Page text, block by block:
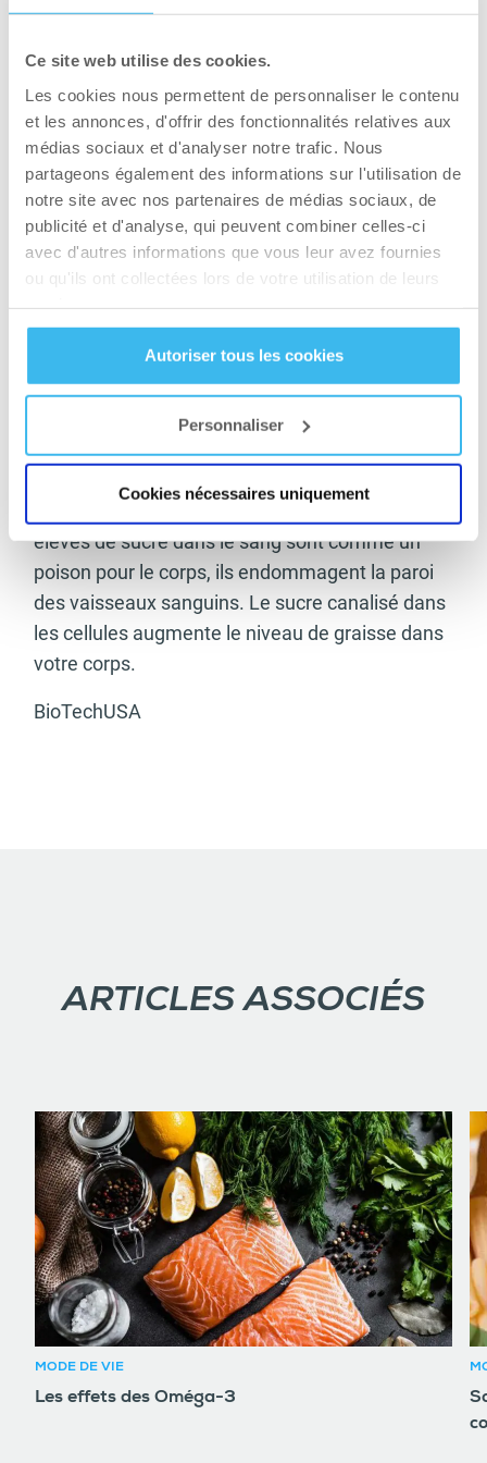
Ce site web utilise des cookies.
Les cookies nous permettent de personnaliser le contenu
et les annonces, d'offrir des fonctionnalités relatives aux
médias sociaux et d'analyser notre trafic. Nous
partageons également des informations sur l'utilisation de
notre site avec nos partenaires de médias sociaux, de
publicité et d'analyse, qui peuvent combiner celles-ci
avec d'autres informations que vous leur avez fournies
ou qu'ils ont collectées lors de votre utilisation de leurs
Autoriser tous les cookies
Personnaliser
Cookies nécessaires uniquement
de la salive, le sucre crée un acide qui détruit
l’émail des dents, ainsi les agents pathogènes
présents dans la bouche peuvent atteindre les
couches plus profondes de la dent plus
facilement, et peuvent aussi causer d’autres
dommages à ces endroits.
Diabète:
La consommation de grandes
est nécéssaire que le pancréas ait la capacité de
production d’insuline afin que le sucre puisse
être canalisé dans les cellules. Cette capacité –
ou la capacité de démantèlement du sucre
grâce à l’action déteriorante d’insuline – peut se
réduire au fil du temps, s’il y a un apport
élevés de sucre dans le sang sont comme un
poison pour le corps, ils endommagent la paroi
des vaisseaux sanguins. Le sucre canalisé dans
les cellules augmente le niveau de graisse dans
votre corps.
BioTechUSA
ARTICLES ASSOCIÉS
MODE DE VIE
Les effets des Oméga-3